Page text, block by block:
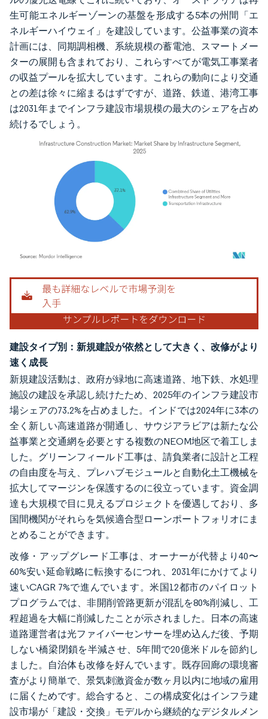
生可能エネルギーゾーンの基盤を形成する5本の州間「エ
ネルギーハイウェイ」を建設しています。公益事業の資本
計画には、同期調相機、系統規模の蓄電池、スマートメー
ターの展開も含まれており、これらすべてが電気工事業者
の収益プールを拡大しています。これらの動向により交通
との差は徐々に縮まるはずですが、道路、鉄道、港湾工事
は2031年までインフラ建設市場規模の最大のシェアを占め
続けるでしょう。
画像 © Mordor Intelligence。再利用にはCC BY 4.0の表示が必要です。
建設タイプ別：新規建設が依然として大きく、改修がより
速く成長
新規建設活動は、政府が緑地に高速道路、地下鉄、水処理
施設の建設を承認し続けたため、2025年のインフラ建設市
場シェアの73.2%を占めました。インドでは2024年に3本の
全く新しい高速道路が開通し、サウジアラビアは新たな公
益事業と交通網を必要とする複数のNEOM地区で着工しま
した。グリーンフィールド工事は、請負業者に設計と工程
の自由度を与え、プレハブモジュールと自動化土工機械を
拡大してマージンを保護するのに役立っています。資金調
達も大規模で目に見えるプロジェクトを優遇しており、多
国間機関がそれらを気候適合型ローンポートフォリオにま
とめることができます。
改修・アップグレード工事は、オーナーが代替より40〜
60%安い延命戦略に転換するにつれ、2031年にかけてより
速いCAGR 7%で進んでいます。米国12都市のパイロット
プログラムでは、非開削管路更新が混乱を80%削減し、工
程超過を大幅に削減したことが示されました。日本の高速
道路運営者は光ファイバーセンサーを埋め込んだ後、予期
しない橋梁閉鎖を半減させ、5年間で20億米ドルを節約し
ました。自治体も改修を好んでいます。既存回廊の環境審
査がより簡単で、景気刺激資金が数ヶ月以内に地域の雇用
に届くためです。総合すると、この構成変化はインフラ建
設市場が「建設・交換」モデルから継続的なデジタルメン